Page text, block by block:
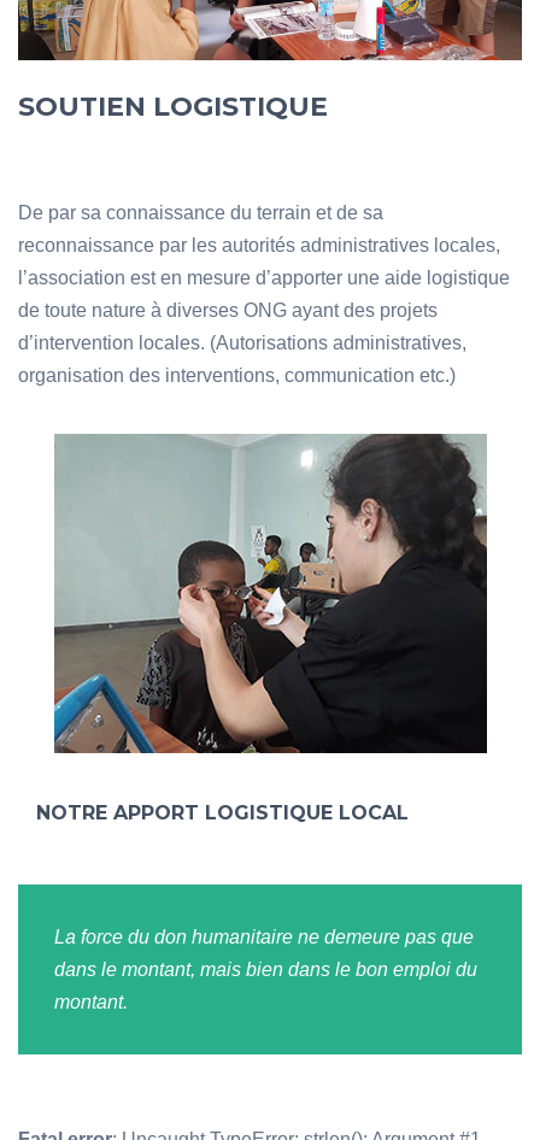
SOUTIEN LOGISTIQUE
De par sa connaissance du terrain et de sa
reconnaissance par les autorités administratives locales,
l’association est en mesure d’apporter une aide logistique
de toute nature à diverses ONG ayant des projets
d’intervention locales. (Autorisations administratives,
organisation des interventions, communication etc.)
NOTRE APPORT LOGISTIQUE LOCAL
La force du don humanitaire ne demeure pas que
dans le montant, mais bien dans le bon emploi du
montant.